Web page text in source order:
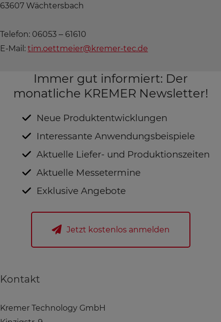
63607 Wächtersbach
Telefon: 06053 – 61610
E-Mail: tim.oettmeier@kremer-tec.de
Immer gut informiert: Der
monatliche KREMER Newsletter!
Neue Produktentwicklungen
Interessante Anwendungsbeispiele
Aktuelle Liefer- und Produktionszeiten
Aktuelle Messetermine
Exklusive Angebote
Jetzt kostenlos anmelden
Kontakt
Kremer Technology GmbH